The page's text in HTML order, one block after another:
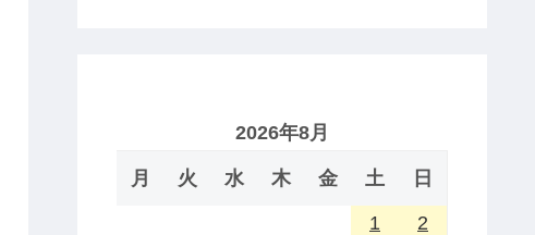
2026年8月
月 火 水 木 金 土 日
1
2